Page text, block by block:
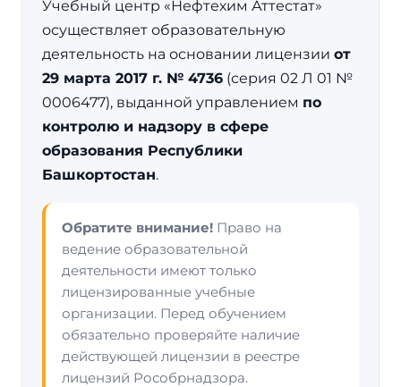
Учебный центр «Нефтехим Аттестат»
осуществляет образовательную
деятельность на основании лицензии от
29 марта 2017 г. № 4736 (серия 02 Л 01 №
0006477), выданной управлением по
контролю и надзору в сфере
образования Республики
Башкортостан.
Обратите внимание! Право на
ведение образовательной
деятельности имеют только
лицензированные учебные
организации. Перед обучением
обязательно проверяйте наличие
действующей лицензии в реестре
лицензий Рособрнадзора.